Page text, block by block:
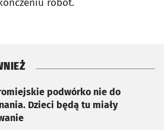
robót.
podwórko nie do
Dzieci będą tu miały